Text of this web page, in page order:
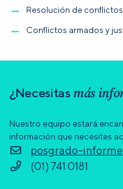
Resolución de conflictos
Conflictos armados y
¿Necesitas más
Nuestro equipo estará
información que necesites
posgrado-
(01) 741 0181